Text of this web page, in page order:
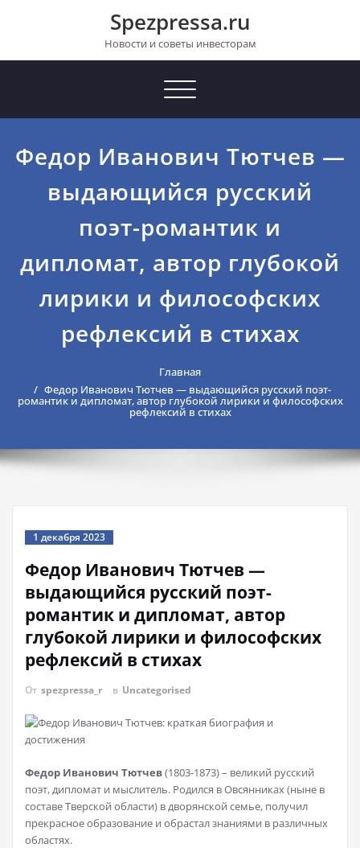
Spezpressa.ru
Новости и советы инвесторам
Toggle
Федор Иванович Тютчев —
выдающийся русский
поэт-романтик и
дипломат, автор глубокой
лирики и философских
рефлексий в стихах
Главная
Федор Иванович Тютчев — выдающийся русский поэт-
романтик и дипломат, автор глубокой лирики и философских
рефлексий в стихах
1 декабря 2023
Федор Иванович Тютчев —
выдающийся русский поэт-
романтик и дипломат, автор
глубокой лирики и философских
рефлексий в стихах
От spezpressa_r в Uncategorised
Федор Иванович Тютчев(1803-1873) – великий русский
поэт, дипломат и мыслитель. Родился в Овсянниках (ныне в
составе Тверской области) в дворянской семье, получил
прекрасное образование и обрастал знаниями в различных
областях.